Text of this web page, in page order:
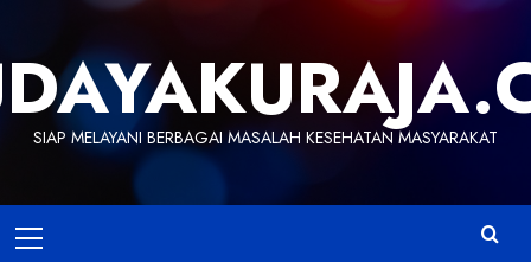
content
SIAP MELAYANI BERBAGAI MASALAH KESEHATAN MASYARAKAT
Menu